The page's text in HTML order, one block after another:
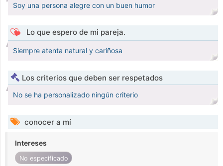
Soy una persona alegre con un buen humor
Lo que espero de mi pareja.
Siempre atenta natural y cariñosa
Los criterios que deben ser respetados
No se ha personalizado ningún criterio
conocer a mí
Intereses
No especificado